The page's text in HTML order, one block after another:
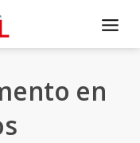
en